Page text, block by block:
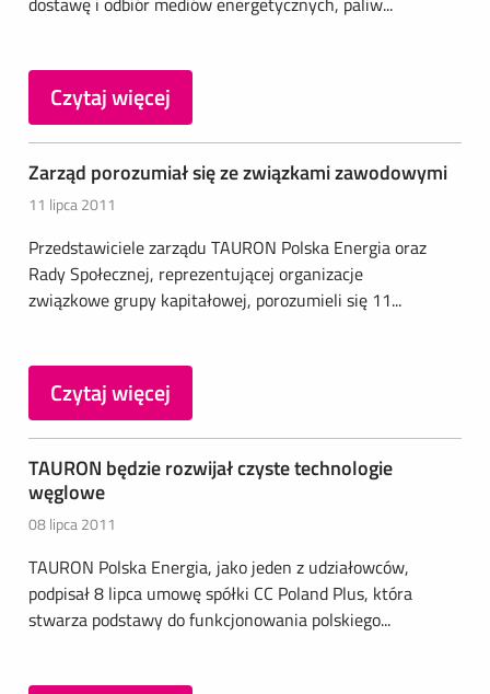
Czytaj więcej
Zarząd porozumiał się ze związkami zawodowymi
11 lipca 2011
Przedstawiciele zarządu TAURON Polska Energia oraz
Rady Społecznej, reprezentującej organizacje
związkowe grupy kapitałowej, porozumieli się 11...
Czytaj więcej
TAURON będzie rozwijał czyste technologie
węglowe
08 lipca 2011
TAURON Polska Energia, jako jeden z udziałowców,
podpisał 8 lipca umowę spółki CC Poland Plus, która
stwarza podstawy do funkcjonowania polskiego...